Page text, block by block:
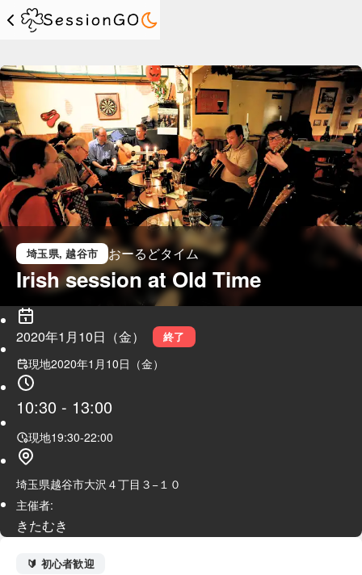
埼玉県, 越谷市 おーるどタイム
Irish session at Old Time
2020年1月10日（金） 終了
現地2020年1月10日（金）
10:30 - 13:00
現地19:30-22:00
埼玉県越谷市大沢４丁目３−１０
主催者:
きたむき
🔰 初心者歓迎